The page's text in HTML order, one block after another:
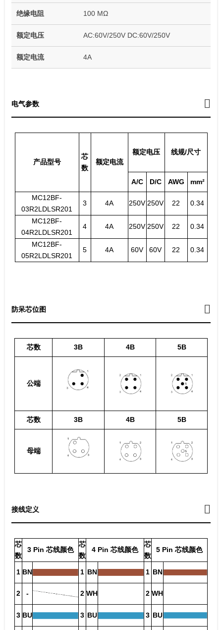
绝缘电阻 100 MΩ
额定电压 AC:60V/250V DC:60V/250V
额定电流 4A
电气参数
产品型号
芯
数
额定电流
额定电压 线规/尺寸
A/C D/C AWG
mm²
MC12BF-
03R2LDLSR201
3 4A 250V 250V 22 0.34
MC12BF-
04R2LDLSR201
4 4A 250V 250V 22 0.34
MC12BF-
05R2LDLSR201
5 4A 60V 60V 22 0.34
防呆芯位图
芯数 3B 4B 5B
公端
芯数 3B 4B 5B
母端
接线定义
芯
数
3 Pin 芯线颜色
芯
数
4 Pin 芯线颜色
芯
数
5 Pin 芯线颜色
1 BN 1 BN 1 BN
2 - 2 WH 2 WH
3 BU 3 BU 3 BU